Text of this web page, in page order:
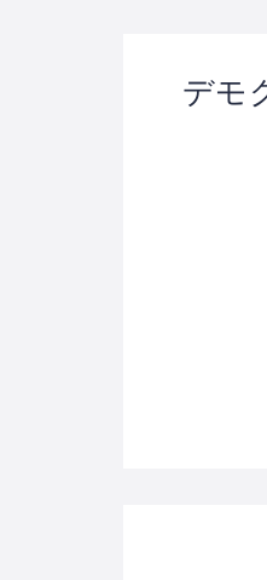
デモ